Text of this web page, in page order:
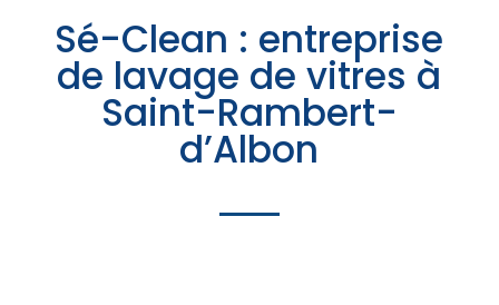
Sé-Clean : entreprise
de lavage de vitres à
Saint-Rambert-
d’Albon